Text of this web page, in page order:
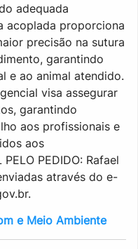
adequada
acoplada proporciona
precisão na sutura
garantindo
e ao animal atendido.
visa assegurar
garantindo
aos profissionais e
aos
PEDIDO: Rafael
através do e-
e Meio Ambiente